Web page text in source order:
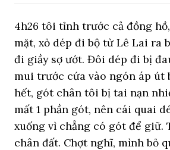
4h26 tôi tỉnh trước cả đồng
mặt, xỏ dép đi bộ từ Lê Lai ra
đi giầy sợ ướt. Đôi dép đi bị
mui trước cứa vào ngón áp út
hết, gót chân tôi bị tai nạn
mất 1 phần gót, nên cái quai
xuống vì chẳng có gót để giữ.
chân đất. Chợt nghĩ, mình bỏ